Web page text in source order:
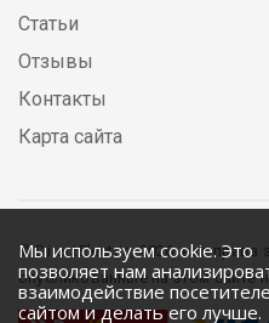
Мы используем cookie. Это
позволяет нам
взаимодействие
сайтом и делать его лучше.
Статьи
Отзывы
Контакты
Карта сайта
© DirectElectric, 2026, все
опубликованные на этом сайте